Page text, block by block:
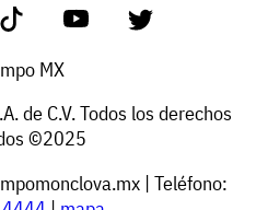
MX
de C.V. Todos los derechos
©2025
| Teléfono: